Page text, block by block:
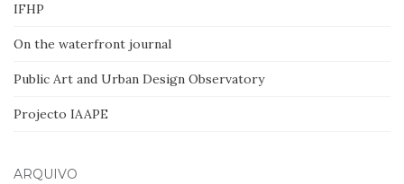
IFHP
On the waterfront journal
Public Art and Urban Design Observatory
Projecto IAAPE
ARQUIVO